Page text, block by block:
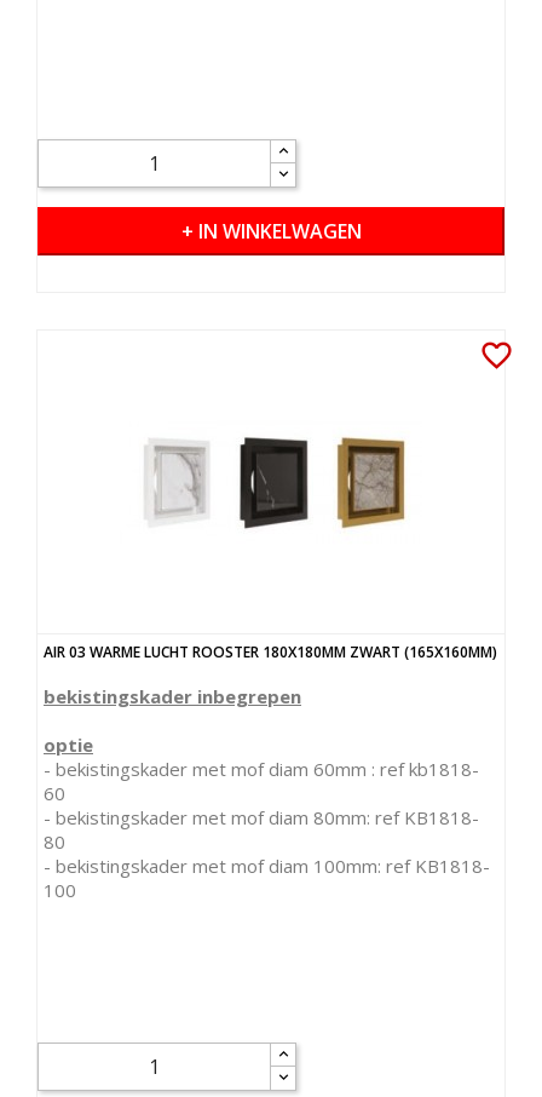
+ IN WINKELWAGEN
favorite_border
AIR 03 WARME LUCHT ROOSTER 180X180MM ZWART (165X160MM)
bekistingskader inbegrepen
optie
- bekistingskader met mof diam 60mm : ref kb1818-
60
- bekistingskader met mof diam 80mm: ref KB1818-
80
- bekistingskader met mof diam 100mm: ref KB1818-
100